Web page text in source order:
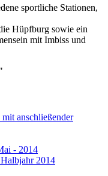
sportliche Stationen,
Hüpfburg sowie ein
mit Imbiss und
anschließender
- 2014
2014